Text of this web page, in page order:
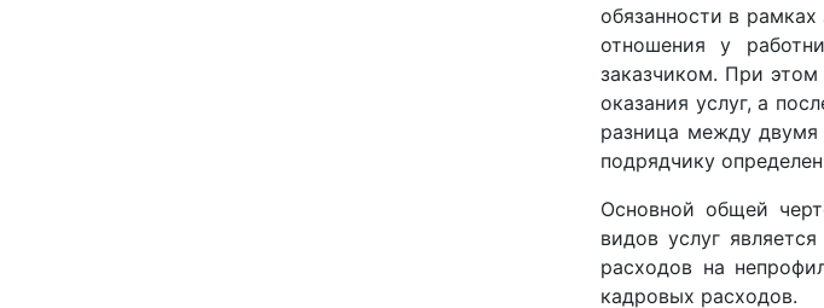
обязанности в
отношения у
заказчиком. При этом
оказания услуг, а
разница между двумя
подрядчику
Основной общей
видов услуг
расходов на
кадровых расходов.